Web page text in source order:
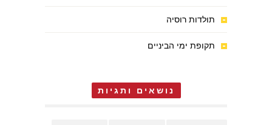
תולדות רוסיה
תקופת ימי הביניים
נושאים ותגיות